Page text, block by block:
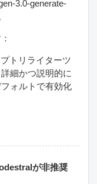
3.0-generate-
トリライターツ
細かつ説明的に
ォルトで有効化
が非推奨